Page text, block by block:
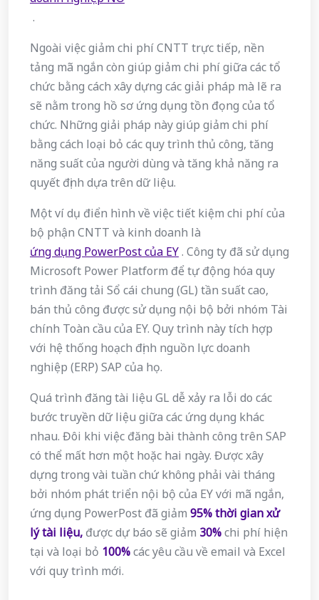
.
Ngoài việc giảm chi phí CNTT trực tiếp, nền
tảng mã ngắn còn giúp giảm chi phí giữa các tổ
chức bằng cách xây dựng các giải pháp mà lẽ ra
sẽ nằm trong hồ sơ ứng dụng tồn đọng của tổ
chức. Những giải pháp này giúp giảm chi phí
bằng cách loại bỏ các quy trình thủ công, tăng
năng suất của người dùng và tăng khả năng ra
quyết định dựa trên dữ liệu.
Một ví dụ điển hình về việc tiết kiệm chi phí của
bộ phận CNTT và kinh doanh là
ứng dụng PowerPost của EY. Công ty đã sử dụng
Microsoft Power Platform để tự động hóa quy
trình đăng tải Sổ cái chung (GL) tần suất cao,
bán thủ công được sử dụng nội bộ bởi nhóm Tài
chính Toàn cầu của EY. Quy trình này tích hợp
với hệ thống hoạch định nguồn lực doanh
nghiệp (ERP) SAP của họ.
Quá trình đăng tài liệu GL dễ xảy ra lỗi do các
bước truyền dữ liệu giữa các ứng dụng khác
nhau. Đôi khi việc đăng bài thành công trên SAP
có thể mất hơn một hoặc hai ngày. Được xây
dựng trong vài tuần chứ không phải vài tháng
bởi nhóm phát triển nội bộ của EY với mã ngắn,
ứng dụng PowerPost đã giảm 95% thời gian xử
lý tài liệu, được dự báo sẽ giảm 30%chi phí hiện
tại và loại bỏ 100%các yêu cầu về email và Excel
với quy trình mới.